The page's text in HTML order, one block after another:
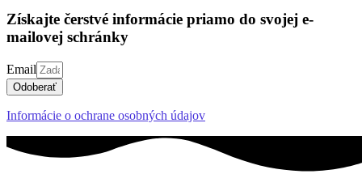
Získajte čerstvé informácie priamo do svojej e-
mailovej schránky
Email
Odoberať
Informácie o ochrane osobných údajov